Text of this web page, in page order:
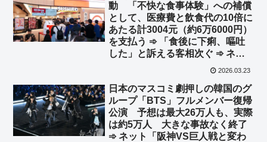
動 「不快な食事体験」への補償
として、医療費と飲食代の10倍に
あたる計3004元（約6万6000円）
を支払う ➾ 「食後に下痢、嘔吐
した」と訴える客相次ぐ ➾ ネッ
ト「そうなるよねｗｗｗ」2026.03.23
日本のマスコミ劇押しの韓国のグ
ループ「BTS」フルメンバー復帰
公演 予想は最大26万人も、実際
は約5万人 大きな事故なく終了
➾ ネット「阪神VS巨人戦と変わ